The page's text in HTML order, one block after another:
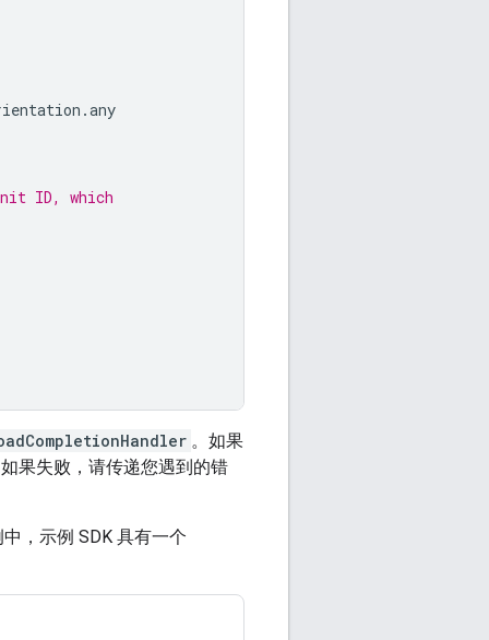
.any
ID, which
。如果
果失败，请传递您遇到的错
，示例 SDK 具有一个